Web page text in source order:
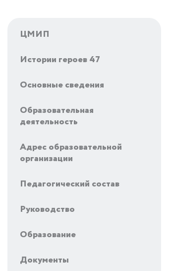
ЦМИП
Истории героев 47
Основные сведения
Образовательная
деятельность
Адрес образовательной
организации
Педагогический состав
Руководство
Образование
Документы